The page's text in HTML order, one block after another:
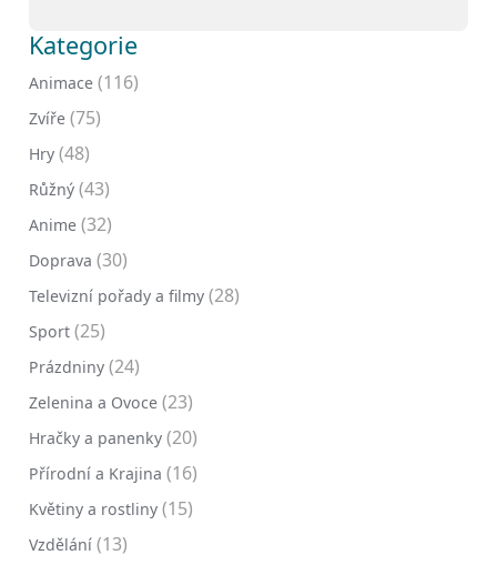
Kategorie
Animace (116)
Zvíře (75)
Hry (48)
Růžný (43)
Anime (32)
Doprava (30)
Televizní pořady a filmy (28)
Sport (25)
Prázdniny (24)
Zelenina a Ovoce (23)
Hračky a panenky (20)
Přírodní a Krajina (16)
Květiny a rostliny (15)
Vzdělání (13)